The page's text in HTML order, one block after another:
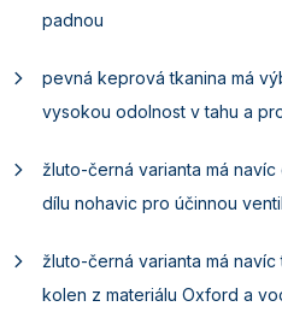
padnou
pevná keprová tkanina má
vysokou odolnost v tahu a
žluto-černá varianta má
dílu nohavic pro účinnou
žluto-černá varianta má
kolen z materiálu Oxford a